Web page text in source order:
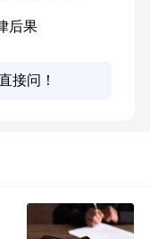
后果
接问！